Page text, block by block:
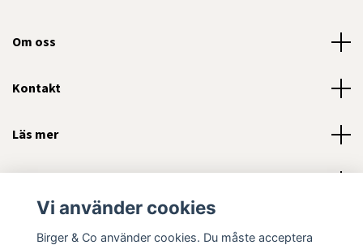
Om oss
Kontakt
Läs mer
Vi använder cookies
Birger & Co använder cookies. Du måste acceptera